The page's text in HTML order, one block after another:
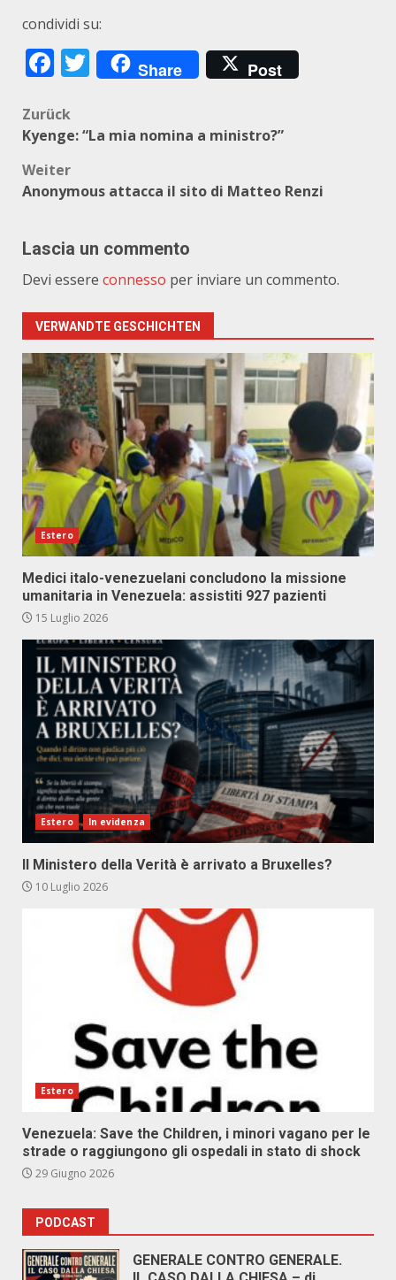
condividi su:
Facebook
Twitter
Share Post
Beitragsnavigation
Zurück
Kyenge: “La mia nomina a ministro?”
Weiter
Anonymous attacca il sito di Matteo Renzi
Lascia un commento
Devi essere connesso per inviare un commento.
VERWANDTE GESCHICHTEN
Estero
Medici italo-venezuelani concludono la missione
umanitaria in Venezuela: assistiti 927 pazienti
15 Luglio 2026
Estero In evidenza
Il Ministero della Verità è arrivato a Bruxelles?
10 Luglio 2026
Estero
Venezuela: Save the Children, i minori vagano per le
strade o raggiungono gli ospedali in stato di shock
29 Giugno 2026
PODCAST
GENERALE CONTRO GENERALE.